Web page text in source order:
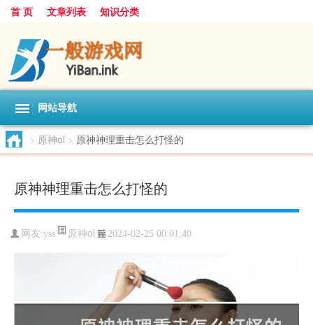
首 页 文章列表 知识分类
网站导航
> 原神ol > 原神神理重击怎么打怪的
原神神理重击怎么打怪的
网友:yss 原神ol 2024-02-25 00:01:40